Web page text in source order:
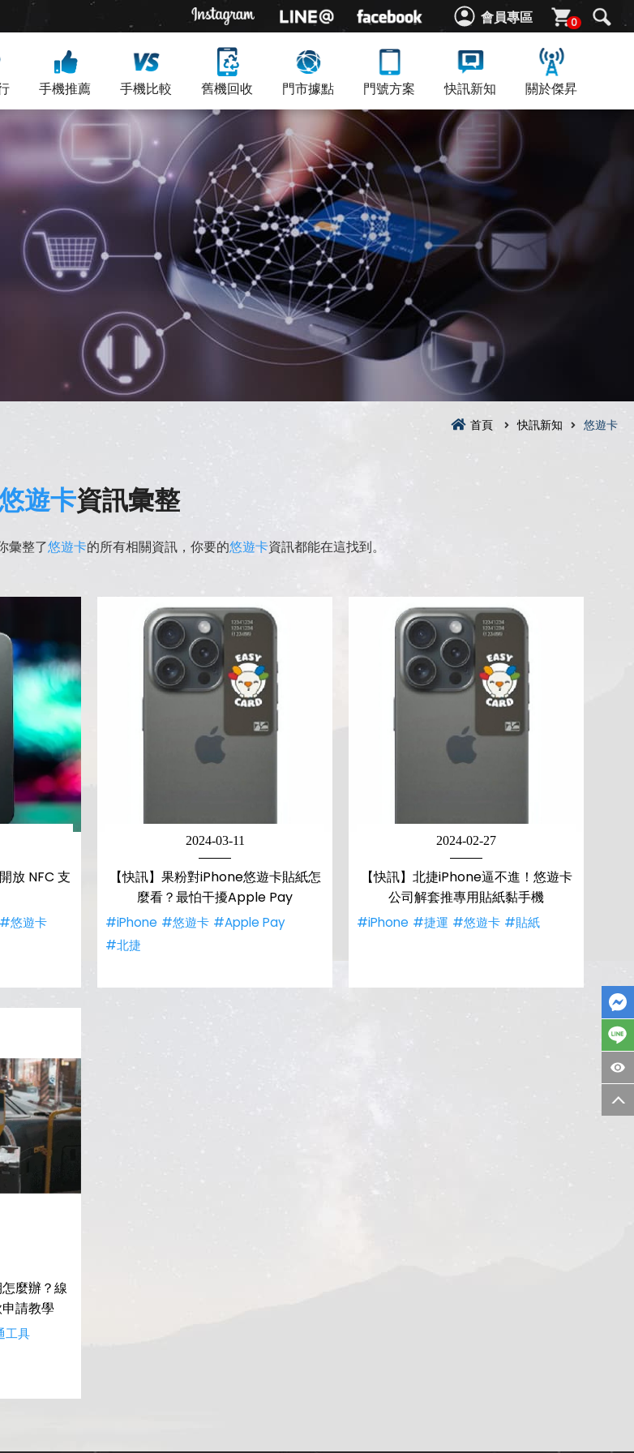
會員專區 0
手機推薦 手機比較 舊機回收 門市據點 門號方案 快訊新知 關於傑昇
首頁 快訊新知 悠遊卡
遊卡資訊彙整
彙整了悠遊卡的所有相關資訊，你要的悠遊卡資訊都能在這找到。
放 NFC 支
#悠遊卡
2024-03-11
【快訊】果粉對iPhone悠遊卡貼紙怎
麼看？最怕干擾Apple Pay
#iPhone #悠遊卡 #Apple Pay
#北捷
2024-02-27
【快訊】北捷iPhone逼不進！悠遊卡
公司解套推專用貼紙黏手機
#iPhone #捷運 #悠遊卡 #貼紙
怎麼辦？線
請教學
工具